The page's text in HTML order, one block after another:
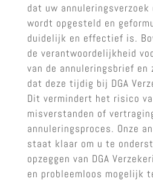
dat uw
wordt opgesteld en
duidelijk en effectief is.
de verantwoordelijkheid
van de annuleringsbrief en
dat deze tijdig bij DGA
Dit vermindert het risico
misverstanden of
annuleringsproces. Onze
staat klaar om u te
opzeggen van DGA
en probleemloos mogelijk